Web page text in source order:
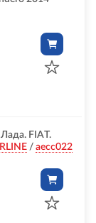
FIAT.
/ aecc022